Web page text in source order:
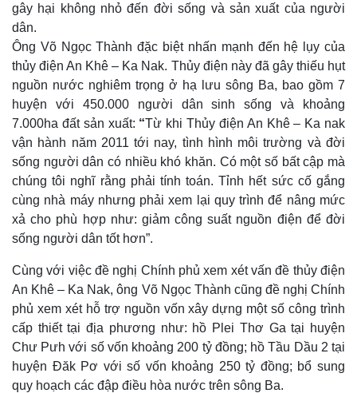
gây hại không nhỏ đến đời sống và sản xuất của người
dân.
Ông Võ Ngọc Thành đặc biệt nhấn mạnh đến hệ lụy của
thủy điện An Khê – Ka Nak. Thủy điện này đã gây thiếu hụt
nguồn nước nghiêm trọng ở hạ lưu sông Ba, bao gồm 7
huyện với 450.000 người dân sinh sống và khoảng
7.000ha đất sản xuất: “Từ khi Thủy điện An Khê – Ka nak
vận hành năm 2011 tới nay, tình hình môi trường và đời
sống người dân có nhiều khó khăn. Có một số bất cập mà
chúng tôi nghĩ rằng phải tính toán. Tỉnh hết sức cố gắng
cùng nhà máy nhưng phải xem lại quy trình để nâng mức
xả cho phù hợp như: giảm công suất nguồn điện để đời
sống người dân tốt hơn”.
Cùng với việc đề nghị Chính phủ xem xét vấn đề thủy điện
An Khê – Ka Nak, ông Võ Ngọc Thành cũng đề nghị Chính
phủ xem xét hỗ trợ nguồn vốn xây dựng một số công trình
cấp thiết tại địa phương như: hồ Plei Thơ Ga tại huyện
Chư Pưh với số vốn khoảng 200 tỷ đồng; hồ Tầu Dầu 2 tại
huyện Đăk Pơ với số vốn khoảng 250 tỷ đồng; bổ sung
quy hoạch các đập điều hòa nước trên sông Ba.